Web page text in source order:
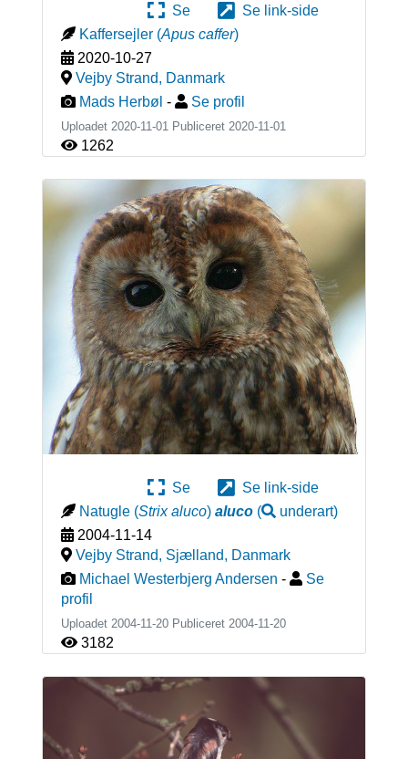
Se
Se link-side
Kaffersejler (Apus caffer)
2020-10-27
Vejby Strand, Danmark
Mads Herbøl - Se profil
Uploadet 2020-11-01 Publiceret 2020-11-01
1262
Se
Se link-side
Natugle (Strix aluco) aluco( underart)
2004-11-14
Vejby Strand, Sjælland, Danmark
Michael Westerbjerg Andersen -
Se
profil
Uploadet 2004-11-20 Publiceret 2004-11-20
3182